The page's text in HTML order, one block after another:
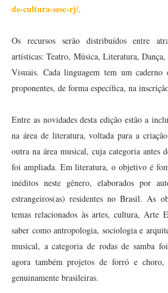
de-cultura-sesc-rj/.
Os recursos serão distribuídos entre
artísticas: Teatro, Música, Literatura,
Visuais. Cada linguagem tem um caderno
proponentes, de forma específica, na
Entre as novidades desta edição estão a
na área de literatura, voltada para a
outra na área musical, cuja categoria antes
foi ampliada. Em literatura, o objetivo é
inéditos neste gênero, elaborados por
estrangeiros(as) residentes no Brasil. As
temas relacionados às artes, cultura, Arte
saber como antropologia, sociologia e
musical, a categoria de rodas de samba
agora também projetos de forró e choro,
genuinamente brasileiras.